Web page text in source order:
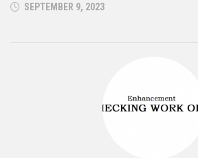
SEPTEMBER 9, 2023